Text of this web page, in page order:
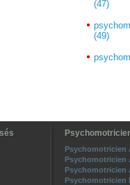
(47)
(49)
Psychomotricien
Psychomotricien
Psychomotricien
Psychomotricien